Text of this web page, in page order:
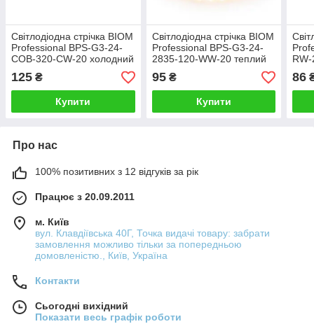
Світлодіодна стрічка BIOM
Professional BPS-G3-24-
COB-320-СW-20 холодний
білий, негерметична, 1м
125 ₴
Купити
Світлодіодна стрічка BIOM
Professional BPS-G3-24-
2835-120-WW-20 теплий
білий, негерметична, 1м
95₴
Купити
86
Про нас
100% позитивних з 12 відгуків за рік
Працює з 20.09.2011
м. Київ
вул. Клавдіївська 40Г, Точка видачі товару: забрати
замовлення можливо тільки за попередньою
домовленістю., Київ, Україна
Контакти
Сьогодні вихідний
Показати весь графік роботи